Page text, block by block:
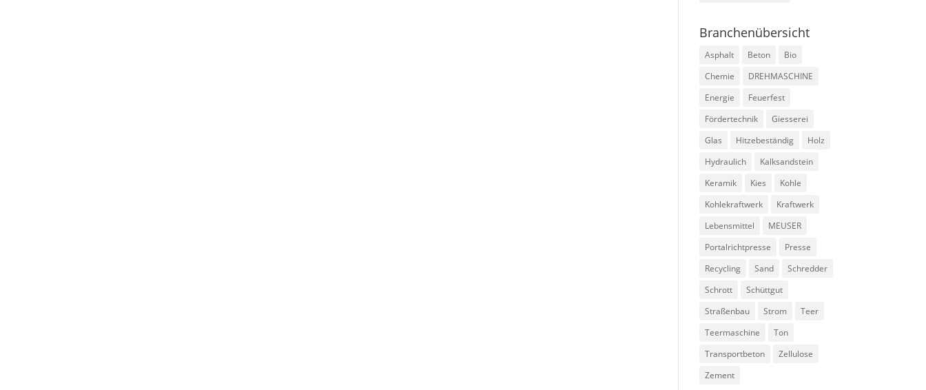
Branchenübersicht
Asphalt Beton
Bio
Chemie
DREHMASCHINE
Energie
Feuerfest
Fördertechnik
Giesserei
Glas
Hitzebeständig
Holz
Hydraulich
Kalksandstein
Keramik
Kies
Kohle
Kohlekraftwerk
Kraftwerk
Lebensmittel
MEUSER
Portalrichtpresse
Presse
Recycling
Sand
Schredder
Schrott
Schüttgut
Straßenbau
Strom
Teer
Teermaschine
Ton
Transportbeton
Zellulose
Zement